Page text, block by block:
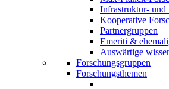
Infrastruktur- und
Kooperative
Partnergruppen
Emeriti &
Auswärtige
Forschungsgruppen
Forschungsthemen